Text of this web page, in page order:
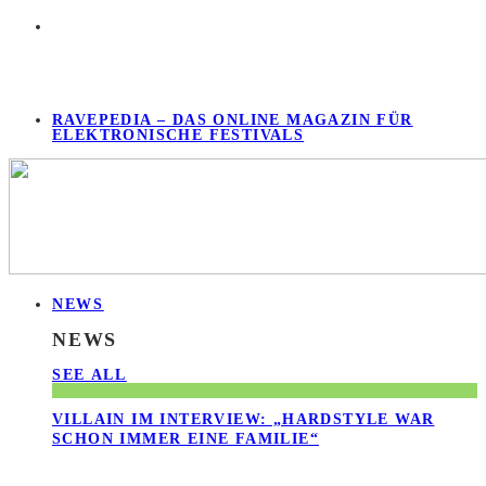
RAVEPEDIA – DAS ONLINE MAGAZIN FÜR
ELEKTRONISCHE FESTIVALS
NEWS
NEWS
SEE ALL
VILLAIN IM INTERVIEW: „HARDSTYLE WAR
SCHON IMMER EINE FAMILIE“